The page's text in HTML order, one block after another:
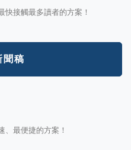
接觸最多讀者的方案！
聞稿
最便捷的方案！